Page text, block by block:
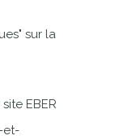
sur la
EBER
et-